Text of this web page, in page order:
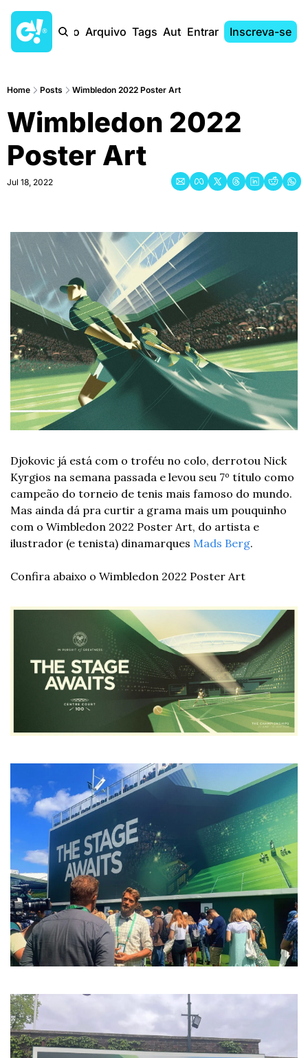
Início Arquivo Tags AutoresEntrar Inscreva-se
Home Posts Wimbledon 2022 Poster Art
Wimbledon 2022
Poster Art
Jul 18, 2022
Djokovic já está com o troféu no colo, derrotou Nick
Kyrgios na semana passada e levou seu 7º título como
campeão do torneio de tenis mais famoso do mundo.
Mas ainda dá pra curtir a grama mais um pouquinho
com o Wimbledon 2022 Poster Art, do artista e
ilustrador (e tenista) dinamarques Mads Berg.
Confira abaixo o Wimbledon 2022 Poster Art